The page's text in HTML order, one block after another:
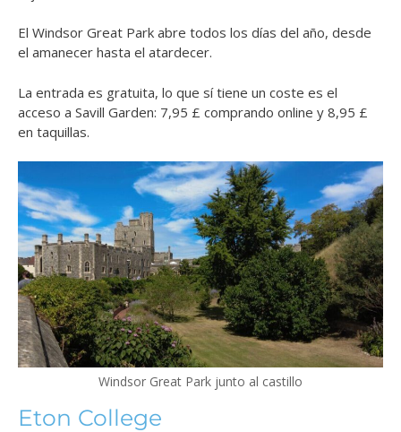
El Windsor Great Park abre todos los días del año, desde
el amanecer hasta el atardecer.
La entrada es gratuita, lo que sí tiene un coste es el
acceso a Savill Garden: 7,95 £ comprando online y 8,95 £
en taquillas.
Windsor Great Park junto al castillo
Eton College